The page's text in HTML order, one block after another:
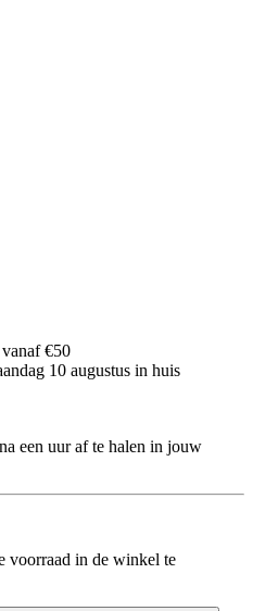
€50
10 augustus in huis
een uur af te halen in jouw
voorraad in de winkel te